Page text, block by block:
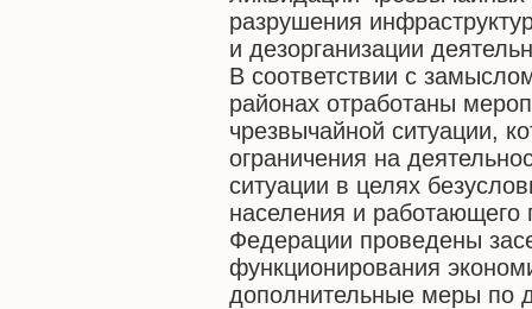
разрушения
и дезорганизации
В соответствии с
районах отработаны
чрезвычайной ситуации,
ограничения на
ситуации в целях
населения и работающего
Федерации проведены
функционирования
дополнительные меры по